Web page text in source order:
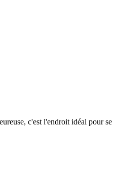
c'est l'endroit idéal pour se